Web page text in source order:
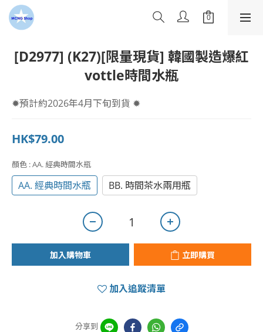
[D2977] (K27)[限量現貨] 韓國製造爆紅
vottle時間水瓶
✹預計約2026年4月下旬到貨 ✹
HK$79.00
顏色 : AA. 經典時間水瓶
AA. 經典時間水瓶 BB. 時間茶水兩用瓶
加入購物車 立即購買
加入追蹤清單
分享到